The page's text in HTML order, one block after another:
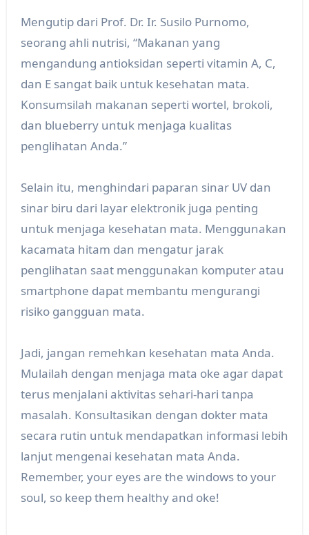
Mengutip dari Prof. Dr. Ir. Susilo Purnomo,
seorang ahli nutrisi, “Makanan yang
mengandung antioksidan seperti vitamin A, C,
dan E sangat baik untuk kesehatan mata.
Konsumsilah makanan seperti wortel, brokoli,
dan blueberry untuk menjaga kualitas
penglihatan Anda.”
Selain itu, menghindari paparan sinar UV dan
sinar biru dari layar elektronik juga penting
untuk menjaga kesehatan mata. Menggunakan
kacamata hitam dan mengatur jarak
penglihatan saat menggunakan komputer atau
smartphone dapat membantu mengurangi
risiko gangguan mata.
Jadi, jangan remehkan kesehatan mata Anda.
Mulailah dengan menjaga mata oke agar dapat
terus menjalani aktivitas sehari-hari tanpa
masalah. Konsultasikan dengan dokter mata
secara rutin untuk mendapatkan informasi lebih
lanjut mengenai kesehatan mata Anda.
Remember, your eyes are the windows to your
soul, so keep them healthy and oke!